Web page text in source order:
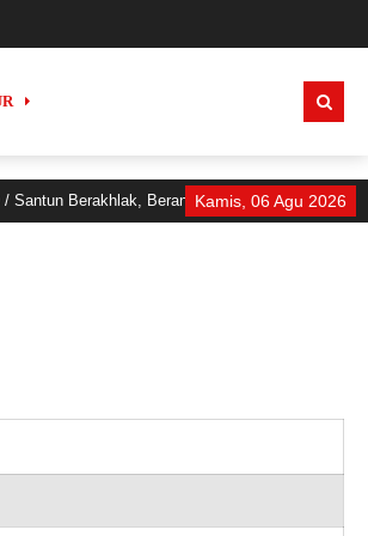
Kamis, 06 Agu 2026
Berakhlak, Berani Bermimpi, Berani